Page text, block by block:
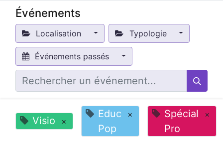
Événements
Localisation Typologie
Événements passés
Visio ×
Educ
Pop
×
Spécial
Pro
×